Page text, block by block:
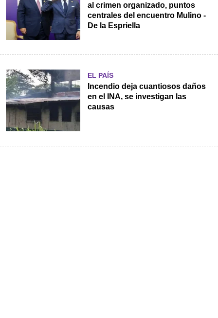
al crimen organizado, puntos
centrales del encuentro Mulino -
De la Espriella
EL PAÍS
Incendio deja cuantiosos daños
en el INA, se investigan las
causas